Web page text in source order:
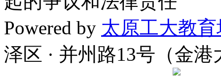
Powered by 太原工大教
泽区 · 并州路13号（金